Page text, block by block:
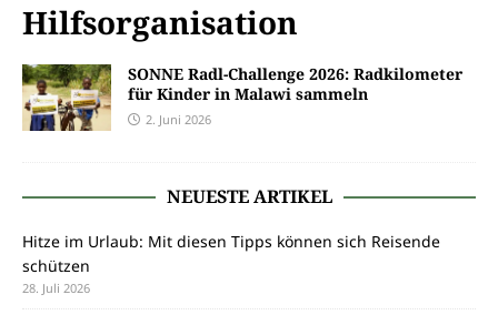
Hilfsorganisation
SONNE Radl-Challenge 2026: Radkilometer
für Kinder in Malawi sammeln
2. Juni 2026
NEUESTE ARTIKEL
Hitze im Urlaub: Mit diesen Tipps können sich Reisende
schützen
28. Juli 2026